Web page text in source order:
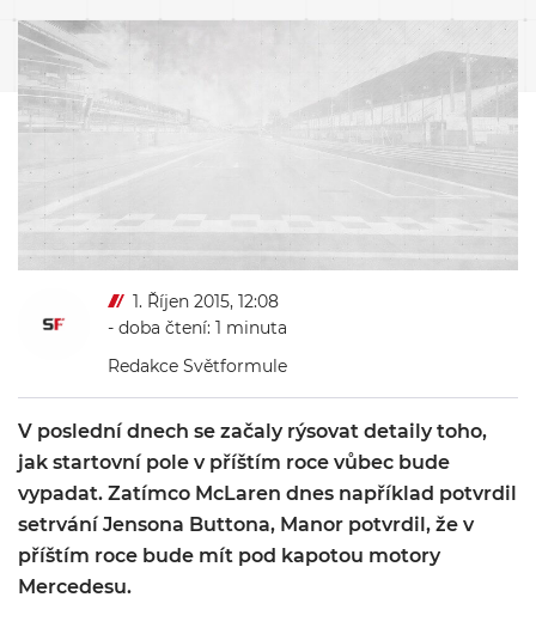
1. Říjen 2015, 12:08
- doba čtení: 1 minuta
Redakce Světformule
V poslední dnech se začaly rýsovat detaily toho,
jak startovní pole v příštím roce vůbec bude
vypadat. Zatímco McLaren dnes například potvrdil
setrvání Jensona Buttona, Manor potvrdil, že v
příštím roce bude mít pod kapotou motory
Mercedesu.